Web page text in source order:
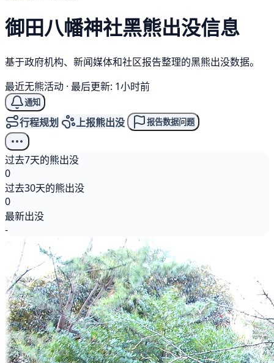
御田八幡神社黑熊出没信息
基于政府机构、新闻媒体和社区报告整理的黑熊出没数据。
最近无熊活动 · 最后更新: 1小时前
通知
行程规划 上报熊出没 报告数据问题
过去7天的熊出没
0
过去30天的熊出没
0
最新出没
-